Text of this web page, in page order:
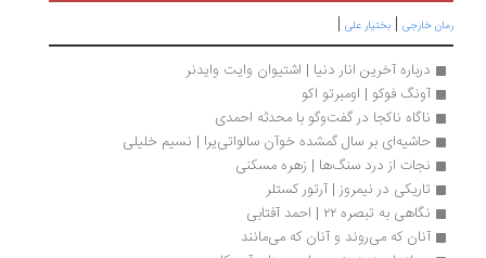
خارجی|بختیار علی|
درباره آخرین انار دنیا | اشتیوان وایت وایدنر
آونگ فوکو | اومبرتو اکو
ناگاه ناکجا در گفت‌وگو با محدثه احمدی
حاشیه‌ای بر سال گمشده خوآن سالواتی‌یرا | نسیم خلیلی
نجات از درد سنگ‌ها | زهره مسکنی
تاریکی در نیمروز | آرتور کستلر
نگاهی به تبصره ۲۲ | احمد آفتابی
آنان که می‌روند و آنان که می‌مانند